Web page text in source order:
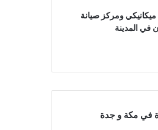
ومركز صيانة
في المدينة
في مكة و جدة